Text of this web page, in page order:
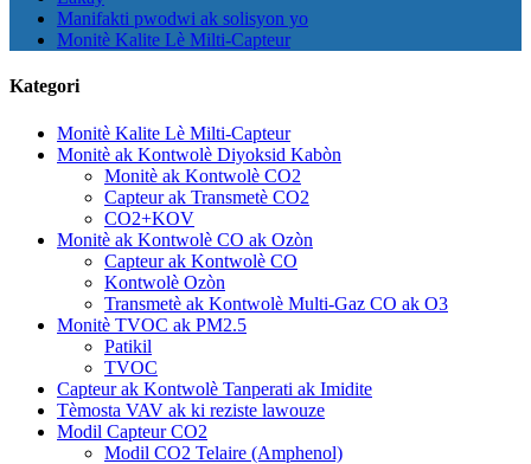
Manifakti pwodwi ak solisyon yo
Monitè Kalite Lè Milti-Capteur
Kategori
Monitè Kalite Lè Milti-Capteur
Monitè ak Kontwolè Diyoksid Kabòn
Monitè ak Kontwolè CO2
Capteur ak Transmetè CO2
CO2+KOV
Monitè ak Kontwolè CO ak Ozòn
Capteur ak Kontwolè CO
Kontwolè Ozòn
Transmetè ak Kontwolè Multi-Gaz CO ak O3
Monitè TVOC ak PM2.5
Patikil
TVOC
Capteur ak Kontwolè Tanperati ak Imidite
Tèmosta VAV ak ki reziste lawouze
Modil Capteur CO2
Modil CO2 Telaire (Amphenol)